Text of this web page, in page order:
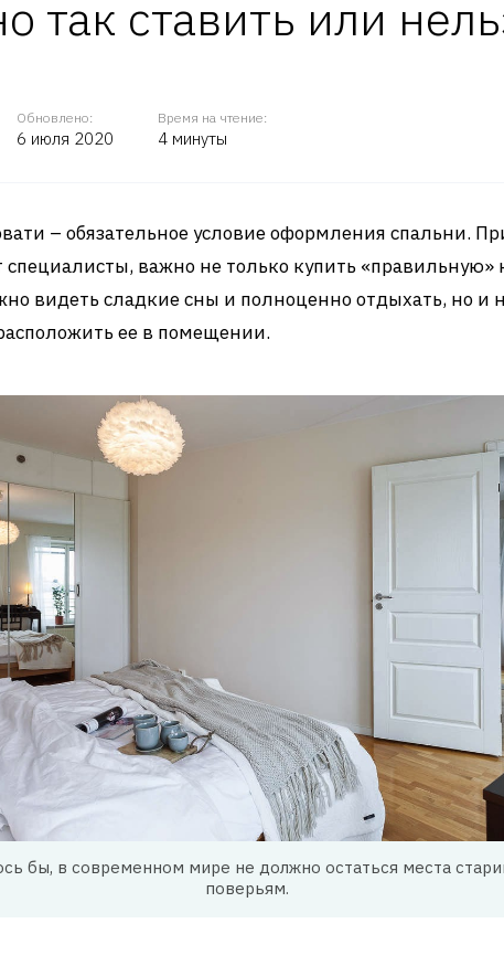
так ставить или
Обновлено:
6 июля 2020
Время на чтение:
4 минуты
– обязательное условие оформления спальни.
важно не только купить «правильную»
видеть сладкие сны и полноценно отдыхать, но и
ее в помещении.
бы, в современном мире не должно остаться места
поверьям.